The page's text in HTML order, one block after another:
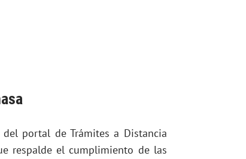
portal de Trámites a Distancia
respalde el cumplimiento de las